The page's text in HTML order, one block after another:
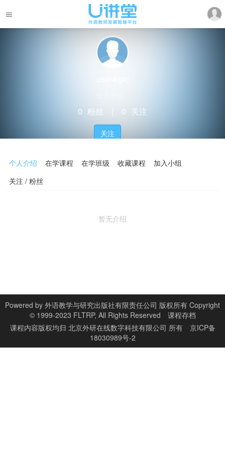
0 粉丝 0 关注
关注
个人介绍 在学课程 在学班级 收藏课程
加入小组
关注 / 粉丝
暂无介绍
Powered by 外语教学与研究出版社有限责任公司 版权所有 Copyright
© 1999-2023 FLTRP, All Rights Reserved
课程存档
课程内容版权均归 北京外研在线数字科技有限公司 所有
京ICP备
18030989号-2